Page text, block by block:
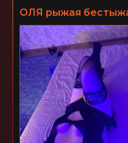
ОЛЯ рыжая